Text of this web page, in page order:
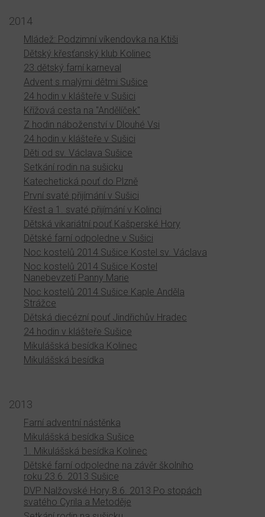
2014
Mládež: Podzimní víkendovka na Ktiši
Dětský křesťanský klub Kolinec
23.dětský farní karneval
Advent s malými dětmi Sušice
24 hodin v klášteře v Sušici
Křížová cesta na "Andělíček"
Z hodin náboženství v Dlouhé Vsi
24 hodin v klášteře v Sušici
Děti od sv. Václava Sušice
Setkání rodin na sušicku
Katechetická pouť do Plzně
První svaté přijímání v Sušici
Křest a 1. svaté přijímání v Kolinci
Dětská vikariátní pouť Kašperské Hory
Dětské farní odpoledne v Sušici
Noc kostelů 2014 Sušice Kostel sv. Václava
Noc kostelů 2014 Sušice Kostel
Nanebevzetí Panny Marie
Noc kostelů 2014 Sušice Kaple Anděla
Strážce
Dětská diecézní pouť Jindřichův Hradec
24 hodin v klášteře Sušice
Mikulášská besídka Kolinec
Mikulášská besídka
2013
Farní adventní nástěnka
Mikulášská besídka Sušice
1. Mikulášská besídka Kolinec
Dětské farní odpoledne na závěr školního
roku 23.6. 2013 Sušice
DVP Nalžovské Hory 8.6. 2013 Po stopách
svatého Cyrila a Metoděje